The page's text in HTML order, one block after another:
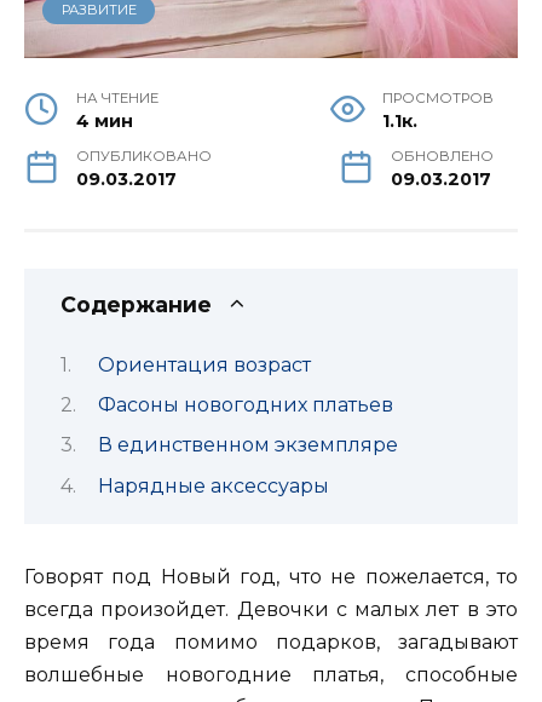
РАЗВИТИЕ
НА ЧТЕНИЕ
4 мин
ПРОСМОТРОВ
1.1к.
ОПУБЛИКОВАНО
09.03.2017
ОБНОВЛЕНО
09.03.2017
Содержание
Ориентация возраст
Фасоны новогодних платьев
В единственном экземпляре
Нарядные аксессуары
Говорят под Новый год, что не пожелается, то
всегда произойдет. Девочки с малых лет в это
время года помимо подарков, загадывают
волшебные новогодние платья, способные